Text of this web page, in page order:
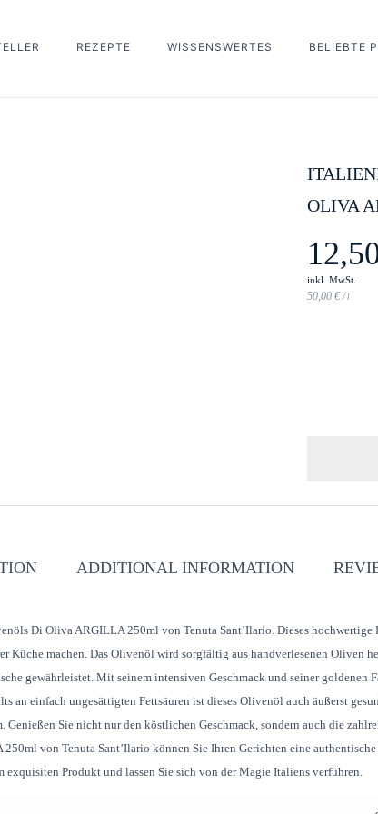
REZEPTE WISSENSWERTES BELIEBTE
OLIVA
inkl. MwSt.
50,00 € / l
ADDITIONAL INFORMATION
Di Oliva ARGILLA 250ml von Tenuta Sant’Ilario. Dieses
Küche machen. Das Olivenöl wird sorgfältig aus handverlesenen Oliven
gewährleistet. Mit seinem intensiven Geschmack und seiner goldenen
an einfach ungesättigten Fettsäuren ist dieses Olivenöl auch äußerst
Sie nicht nur den köstlichen Geschmack, sondern auch die
von Tenuta Sant’Ilario können Sie Ihren Gerichten eine
Produkt und lassen Sie sich von der Magie Italiens verführen.